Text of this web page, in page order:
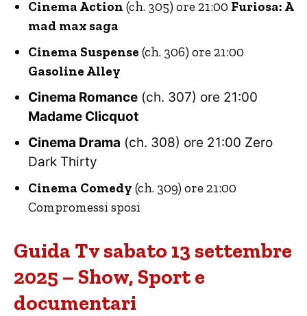
Cinema Action (ch. 305) ore 21:00 Furiosa: A
mad max saga
Cinema Suspense (ch. 306) ore 21:00
Gasoline Alley
Cinema Romance (ch. 307) ore 21:00
Madame Clicquot
Cinema Drama (ch. 308) ore 21:00 Zero
Dark Thirty
Cinema Comedy (ch. 309) ore 21:00
Compromessi sposi
Guida Tv sabato 13 settembre
2025 – Show, Sport e
documentari